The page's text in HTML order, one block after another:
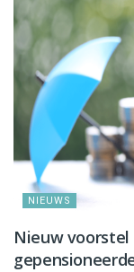
NIEUWS
Nieuw